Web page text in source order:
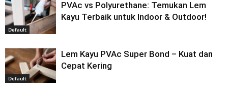
Default
PVAc vs Polyurethane: Temukan Lem
Kayu Terbaik untuk Indoor & Outdoor!
Default
Lem Kayu PVAc Super Bond – Kuat dan
Cepat Kering